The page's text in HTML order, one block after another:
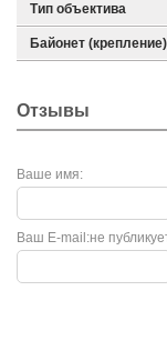
Тип объектива
Байонет (крепление)
Отзывы
Ваше имя:
не
Ваш E-mail: